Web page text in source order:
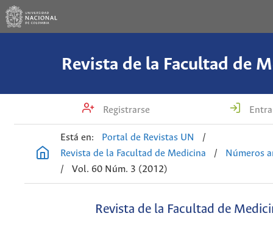
Revista de la Facultad de
Registrarse
Está en: Portal de Revistas UN
/
Revista de la Facultad de Medicina
/
Números
/
Vol. 60 Núm. 3 (2012)
Revista de la Facultad de